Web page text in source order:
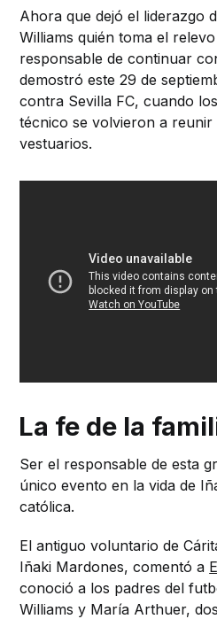
Ahora que dejó el liderazgo
Williams quién toma el
responsable de continuar
demostró este 29 de
contra Sevilla FC, cuando
técnico se volvieron a
vestuarios.
La fe de la
Ser el responsable de esta
único evento en la vida de
católica.
El antiguo voluntario de
Iñaki Mardones, comentó a
conoció a los padres del
Williams y María Arthuer,